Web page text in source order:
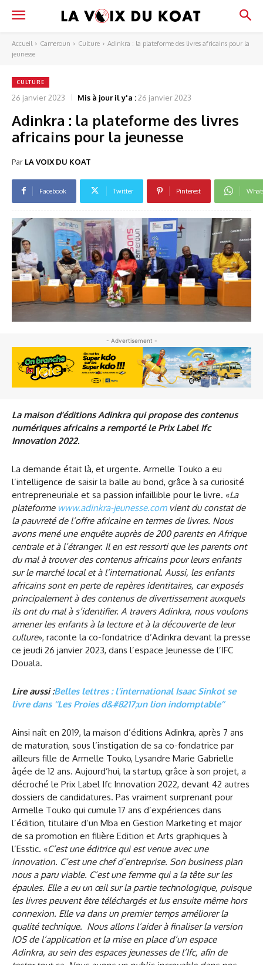
Accueil Cameroun Culture
Adinkra : la plateforme des livres africains pour la
jeunesse
CULTURE
26 janvier 2023 Mis à jour il y'a :26 janvier 2023
Adinkra : la plateforme des livres
africains pour la jeunesse
Par LA VOIX DU KOAT
Facebook Twitter Pinterest
- Advertisement -
La maison d’éditions Adinkra qui propose des contenus
numériques africains a remporté le Prix Label Ifc
Innovation 2022.
La demande était là, et urgente. Armelle Touko a eu
l’intelligence de saisir la balle au bond, grâce à sa curiosité
entrepreneuriale et sa passion infaillible pour le livre. «La
plateforme www.adinkra-jeunesse.comvient du constat de
la pauvreté de l’offre africaine en termes de livres. Nous
avons mené une enquête auprès de 200 parents en Afrique
centrale et à l’étranger. Il en est ressorti que les parents ont
du mal à trouver des contenus africains pour leurs enfants
sur le marché local et à l’international. Aussi, les enfants
africains sont en perte de repères identitaires, car exposés
principalement à des contenus de divertissement auxquels
ils ont du mal à s’identifier. A travers Adinkra, nous voulons
amener les enfants à la lecture et à la découverte de leur
culture», raconte la co-fondatrice d’Adinkra devant la presse
ce jeudi 26 janvier 2023, dans l’espace Jeunesse de l’IFC
Douala.
Lire aussi :Belles lettres : l’international Isaac Sinkot se
livre dans ‘‘Les Proies d&#8217;un lion indomptable’’
Ainsi naît en 2019, la maison d’éditions Adinkra, après 7 ans
de maturation, sous l’instigation de sa co-fondatrice par
ailleurs fille de Armelle Touko, Lysandre Marie Gabrielle
âgée de 12 ans. Aujourd’hui, la startup, grâce à son projet, a
décroché le Prix Label Ifc Innovation 2022, devant 42 autres
dossiers de candidatures. Pas vraiment surprenant pour
Armelle Touko qui cumule 17 ans d’expériences dans
l’édition, titulaire d’un Mba en Gestion Marketing et major
de sa promotion en filière Edition et Arts graphiques à
l’Esstic. «C’est une éditrice qui est venue avec une
innovation. C’est une chef d’entreprise. Son business plan
nous a paru viable. C’est une femme qui a la tête sur les
épaules. Elle a eu un œil sur la partie technologique, puisque
les livres peuvent être téléchargés et lus ensuite même hors
connexion. Elle va dans un premier temps améliorer la
qualité technique. Nous allons l’aider à finaliser la version
IOS de l’application et la mise en place d’un espace
Adinkra, au sein des espaces jeunesses de l’Ifc, afin de